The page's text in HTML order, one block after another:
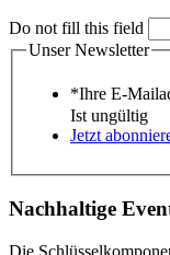
Do not fill this field
Unser Newsletter
*Ihre E-
Ist ungültig
Jetzt
Nachhaltige
Die